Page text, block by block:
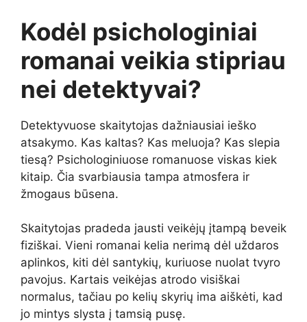
Kodėl psichologiniai
romanai veikia stipriau
nei detektyvai?
Detektyvuose skaitytojas dažniausiai ieško
atsakymo. Kas kaltas? Kas meluoja? Kas slepia
tiesą? Psichologiniuose romanuose viskas kiek
kitaip. Čia svarbiausia tampa atmosfera ir
žmogaus būsena.
Skaitytojas pradeda jausti veikėjų įtampą beveik
fiziškai. Vieni romanai kelia nerimą dėl uždaros
aplinkos, kiti dėl santykių, kuriuose nuolat tvyro
pavojus. Kartais veikėjas atrodo visiškai
normalus, tačiau po kelių skyrių ima aiškėti, kad
jo mintys slysta į tamsią pusę.